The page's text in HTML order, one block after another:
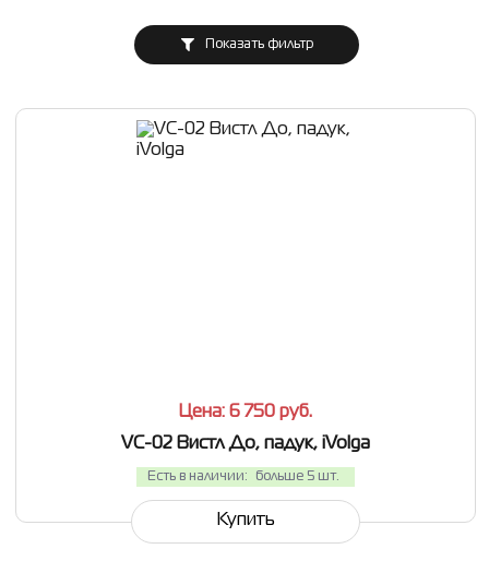
Показать фильтр
Цена: 6 750 руб.
VC-02 Вистл До, падук, iVolga
Есть в наличии: больше 5 шт.
Купить